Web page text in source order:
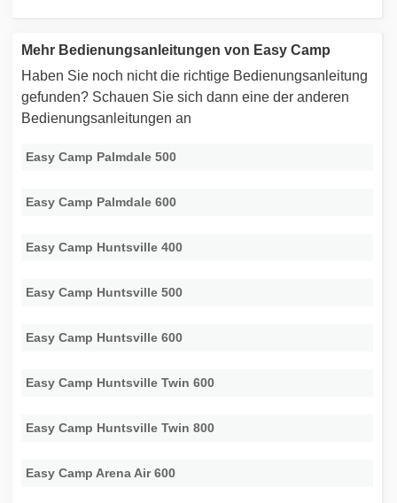
Mehr Bedienungsanleitungen von Easy Camp
Haben Sie noch nicht die richtige Bedienungsanleitung
gefunden? Schauen Sie sich dann eine der anderen
Bedienungsanleitungen an
Easy Camp Palmdale 500
Easy Camp Palmdale 600
Easy Camp Huntsville 400
Easy Camp Huntsville 500
Easy Camp Huntsville 600
Easy Camp Huntsville Twin 600
Easy Camp Huntsville Twin 800
Easy Camp Arena Air 600